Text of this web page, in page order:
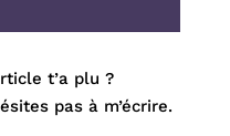
t’a plu ?
pas à m’écrire.